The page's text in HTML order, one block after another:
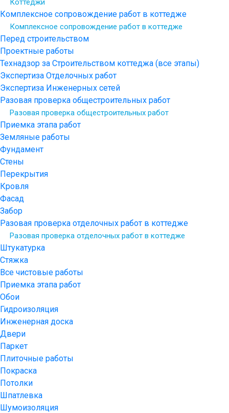
Коттеджи
Комплексное сопровождение работ в коттедже
Комплексное сопровождение работ в коттедже
Перед строительством
Проектные работы
Технадзор за Строительством коттеджа (все этапы)
Экспертиза Отделочных работ
Экспертиза Инженерных сетей
Разовая проверка общестроительных работ
Разовая проверка общестроительных работ
Приемка этапа работ
Земляные работы
Фундамент
Стены
Перекрытия
Кровля
Фасад
Забор
Разовая проверка отделочных работ в коттедже
Разовая проверка отделочных работ в коттедже
Штукатурка
Стяжка
Все чистовые работы
Приемка этапа работ
Обои
Гидроизоляция
Инженерная доска
Двери
Паркет
Плиточные работы
Покраска
Потолки
Шпатлевка
Шумоизоляция